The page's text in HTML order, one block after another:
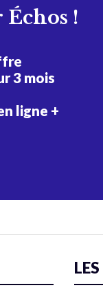
!
3 mois
ligne +